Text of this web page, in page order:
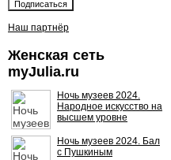
Наш партнёр
Женская сеть
myJulia.ru
Ночь музеев 2024.
Народное искусство на
высшем уровне
Ночь музеев 2024. Бал
с Пушкиным